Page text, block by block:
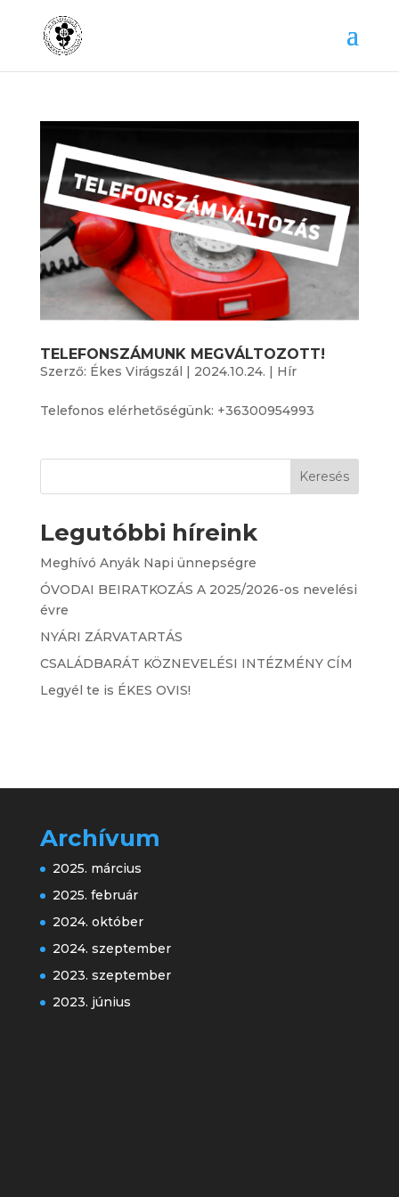
TELEFONSZÁMUNK MEGVÁLTOZOTT!
Szerző: Ékes Virágszál | 2024.10.24. | Hír
Telefonos elérhetőségünk: +36300954993
Keresés
Legutóbbi híreink
Meghívó Anyák Napi ünnepségre
ÓVODAI BEIRATKOZÁS A 2025/2026-os nevelési
évre
NYÁRI ZÁRVATARTÁS
CSALÁDBARÁT KÖZNEVELÉSI INTÉZMÉNY CÍM
Legyél te is ÉKES OVIS!
Archívum
2025. március
2025. február
2024. október
2024. szeptember
2023. szeptember
2023. június